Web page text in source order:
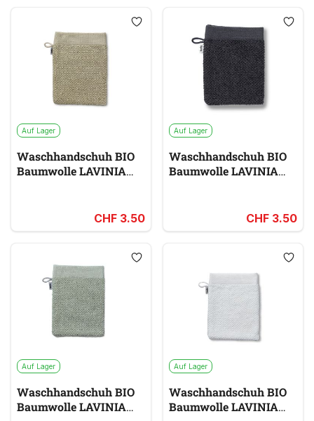
Auf Lager
Waschhandschuh BIO
Baumwolle LAVINIA
CHF 3.50
Auf Lager
Waschhandschuh BIO
Baumwolle LAVINIA
CHF 3.50
Auf Lager
Waschhandschuh BIO
Baumwolle LAVINIA
Auf Lager
Waschhandschuh BIO
Baumwolle LAVINIA